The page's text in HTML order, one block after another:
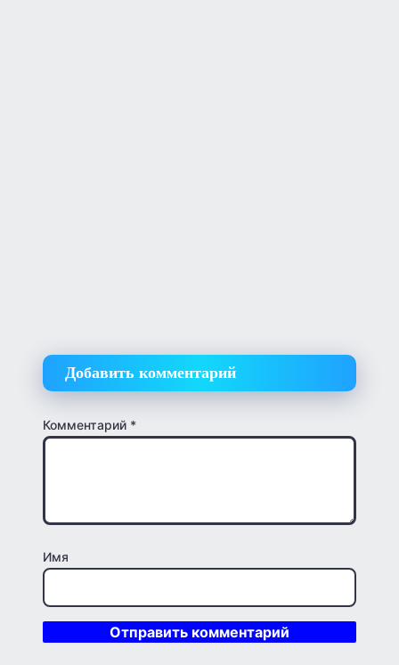
Добавить комментарий
Комментарий *
Имя